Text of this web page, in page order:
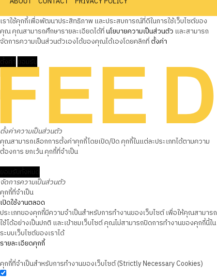
เราใช้คุกกี้เพื่อพัฒนาประสิทธิภาพ และประสบการณ์ที่ดีในการใช้เว็บไซต์ของ
คุณ คุณสามารถศึกษารายละเอียดได้ที่นโยบายความเป็นส่วนตัว และสามารถ
จัดการความเป็นส่วนตัวเองได้ของคุณได้เองโดยคลิกที่ตั้งค่า
ตั้งค่าความเป็นส่วนตัว
คุณสามารถเลือกการตั้งค่าคุกกี้โดยเปิด/ปิด คุกกี้ในแต่ละประเภทได้ตามความ
ต้องการ ยกเว้น คุกกี้ที่จำเป็น
จัดการความเป็นส่วนตัว
คุกกี้ที่จำเป็น
เปิดใช้งานตลอด
ประเภทของคุกกี้มีความจำเป็นสำหรับการทำงานของเว็บไซต์ เพื่อให้คุณสามารถ
ใช้ได้อย่างเป็นปกติ และเข้าชมเว็บไซต์ คุณไม่สามารถปิดการทำงานของคุกกี้นี้ใน
ระบบเว็บไซต์ของเราได้
รายละเอียดคุกกี้
คุกกี้ที่จำเป็นสำหรับการทำงานของเว็บไซต์ (Strictly Necessary Cookies)